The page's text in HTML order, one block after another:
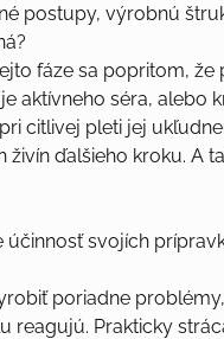
postupy, výrobnú
fáze sa popritom, že
aktívneho séra, alebo
citlivej pleti jej
ďalšieho kroku. A
účinnosť svojích
poriadne
reagujú. Prakticky